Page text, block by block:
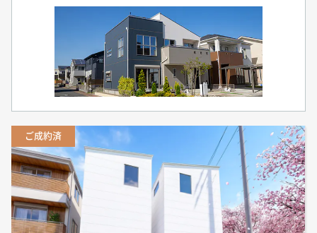
耐震等級3の家づくり
「したまち未来活用」～不動産売却相談室～
プライバシーポリシー
サイトマップ
ご成約済